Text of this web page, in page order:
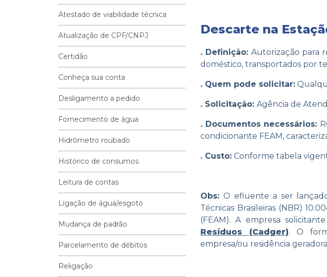
Atestado de viabilidade técnica
Atualização de CPF/CNPJ
Certidão
Conheça sua conta
Desligamento a pedido
Fornecimento de água
Hidrômetro roubado
Histórico de consumos
Leitura de contas
Ligação de água/esgoto
Mudança de padrão
Parcelamento de débitos
Religação
Descarte na
. Definição: Autorização para
doméstico, transportados por
. Quem pode solicitar:
. Solicitação: Agência de
. Documentos necessários:
condicionante FEAM,
. Custo: Conforme tabela
Obs:O efluente a ser
Técnicas Brasileiras (NBR)
(FEAM). A empresa
Resíduos (Cadger). O
empresa/ou residência